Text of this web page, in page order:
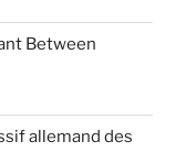
Between
allemand des